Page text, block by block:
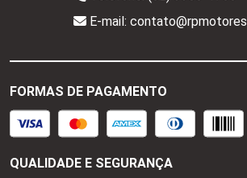
E-mail:
FORMAS DE PAGAMENTO
QUALIDADE E SEGURANÇA